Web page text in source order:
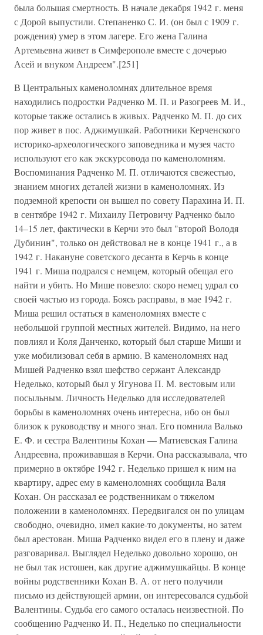
была большая смертность. В начале декабря 1942 г. меня
с Дорой выпустили. Степаненко С. И. (он был с 1909 г.
рождения) умер в этом лагере. Его жена Галина
Артемьевна живет в Симферополе вместе с дочерью
Асей и внуком Андреем".[251]
В Центральных каменоломнях длительное время
находились подростки Радченко М. П. и Разогреев М. И.,
которые также остались в живых. Радченко М. П. до сих
пор живет в пос. Аджимушкай. Работники Керченского
историко-археологического заповедника и музея часто
используют его как экскурсовода по каменоломням.
Воспоминания Радченко М. П. отличаются свежестью,
знанием многих деталей жизни в каменоломнях. Из
подземной крепости он вышел по совету Парахина И. П.
в сентябре 1942 г. Михаилу Петровичу Радченко было
14–15 лет, фактически в Керчи это был "второй Володя
Дубинин", только он действовал не в конце 1941 г., а в
1942 г. Накануне советского десанта в Керчь в конце
1941 г. Миша подрался с немцем, который обещал его
найти и убить. Но Мише повезло: скоро немец удрал со
своей частью из города. Боясь расправы, в мае 1942 г.
Миша решил остаться в каменоломнях вместе с
небольшой группой местных жителей. Видимо, на него
повлиял и Коля Данченко, который был старше Миши и
уже мобилизовал себя в армию. В каменоломнях над
Мишей Радченко взял шефство сержант Александр
Неделько, который был у Ягунова П. М. вестовым или
посыльным. Личность Неделько для исследователей
борьбы в каменоломнях очень интересна, ибо он был
близок к руководству и много знал. Его помнила Валько
Е. Ф. и сестра Валентины Кохан — Матиевская Галина
Андреевна, проживавшая в Керчи. Она рассказывала, что
примерно в октябре 1942 г. Неделько пришел к ним на
квартиру, адрес ему в каменоломнях сообщила Валя
Кохан. Он рассказал ее родственникам о тяжелом
положении в каменоломнях. Передвигался он по улицам
свободно, очевидно, имел какие-то документы, но затем
был арестован. Миша Радченко видел его в плену и даже
разговаривал. Выглядел Неделько довольно хорошо, он
не был так истошен, как другие аджимушкайцы. В конце
войны родственники Кохан В. А. от него получили
письмо из действующей армии, он интересовался судьбой
Валентины. Судьба его самого осталась неизвестной. По
сообщению Радченко И. П., Неделько по специальности